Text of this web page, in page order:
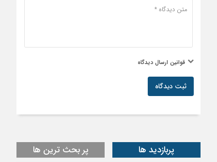
قوانین ارسال دیدگاه
ثبت دیدگاه
پربازدید ها پر بحث ترین ها